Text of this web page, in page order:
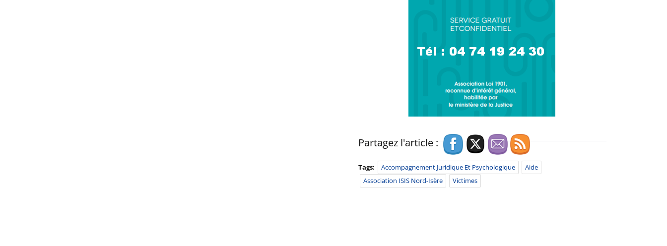
Partagez l'article :
Tags: Accompagnement Juridique Et Psychologique
Aide
Association ISIS Nord-Isère
Victimes